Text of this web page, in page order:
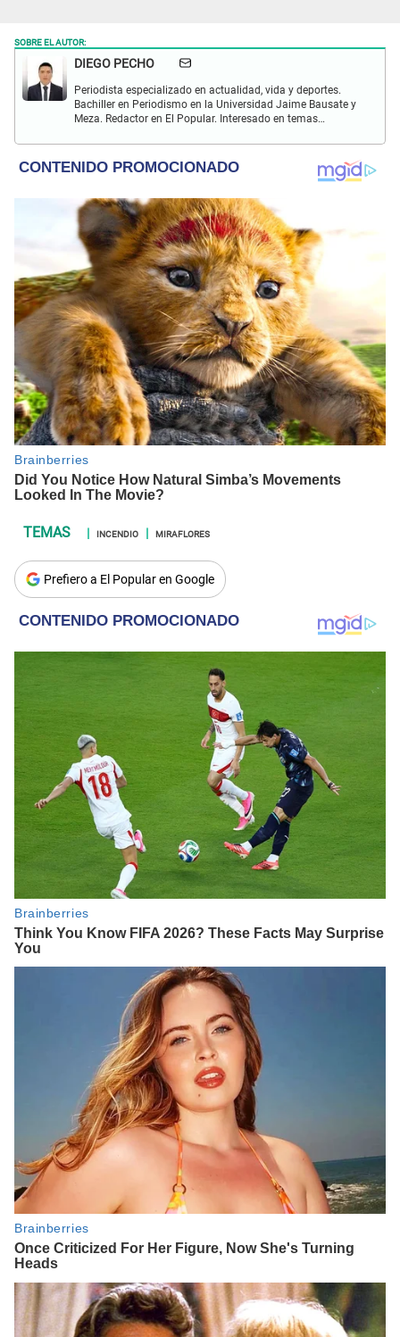
SOBRE EL AUTOR:
DIEGO PECHO
Periodista especializado en actualidad, vida y deportes.
Bachiller en Periodismo en la Universidad Jaime Bausate y
Meza. Redactor en El Popular. Interesado en temas
internacional, trucos caseros y educación.
INCENDIO MIRAFLORES
Prefiero a El Popular en Google